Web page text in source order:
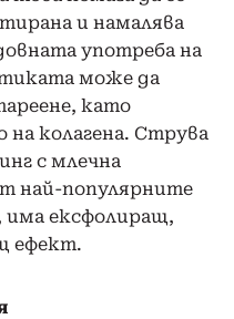
и намалява
употреба на
може да
като
колагена. Струва
с млечна
най-популярните
има ексфолиращ,
ефект.